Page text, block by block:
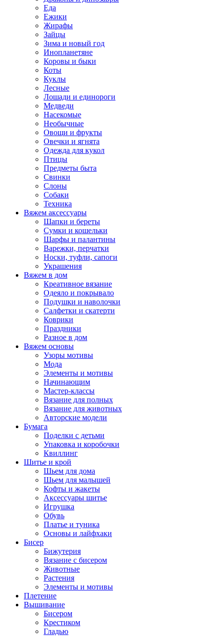
Еда
Ежики
Жирафы
Зайцы
Зима и новый год
Инопланетяне
Коровы и быки
Коты
Куклы
Лесные
Лошади и единороги
Медведи
Насекомые
Необычные
Овощи и фрукты
Овечки и ягнята
Одежда для кукол
Птицы
Предметы быта
Свинки
Слоны
Собаки
Техника
Вяжем аксессуары
Шапки и береты
Сумки и кошельки
Шарфы и палантины
Варежки, перчатки
Носки, туфли, сапоги
Украшения
Вяжем в дом
Креативное вязание
Одеяло и покрывало
Подушки и наволочки
Салфетки и скатерти
Коврики
Праздники
Разное в дом
Вяжем основы
Узоры мотивы
Мода
Элементы и мотивы
Начинающим
Мастер-классы
Вязание для полных
Вязание для животных
Авторские модели
Бумага
Поделки с детьми
Упаковка и коробочки
Квиллинг
Шитье и крой
Шьем для дома
Шьем для малышей
Кофты и жакеты
Аксессуары шитье
Игрушка
Обувь
Платье и туника
Основы и лайфхаки
Бисер
Бижутерия
Вязание с бисером
Животные
Растения
Элементы и мотивы
Плетение
Вышивание
Бисером
Крестиком
Гладью